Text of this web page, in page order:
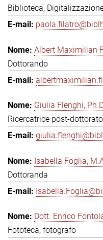
Biblioteca,
Albert Maximilian
Dottorando
Giulia Flenghi,
Ricercatrice post-dottorato
Isabella Foglia,
Dottoranda
Dott. Enrico
Fototeca, fotografo